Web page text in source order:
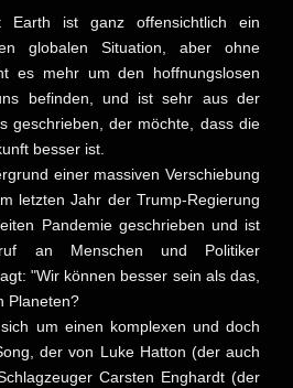
Earth ist ganz offensichtlich ein
globalen Situation, aber ohne
es mehr um den hoffnungslosen
befinden, und ist sehr aus der
geschrieben, der möchte, dass die
besser ist.
einer massiven Verschiebung
letzten Jahr der Trump-Regierung
Pandemie geschrieben und ist
an Menschen und Politiker
"Wir können besser sein als das,
Planeten?
um einen komplexen und doch
der von Luke Hatton (der auch
Carsten Enghardt (der